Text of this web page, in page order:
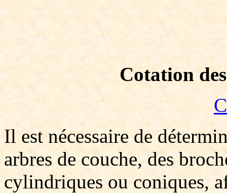
Cotation
Il est nécessaire de
arbres de couche, des
cylindriques ou coniques,